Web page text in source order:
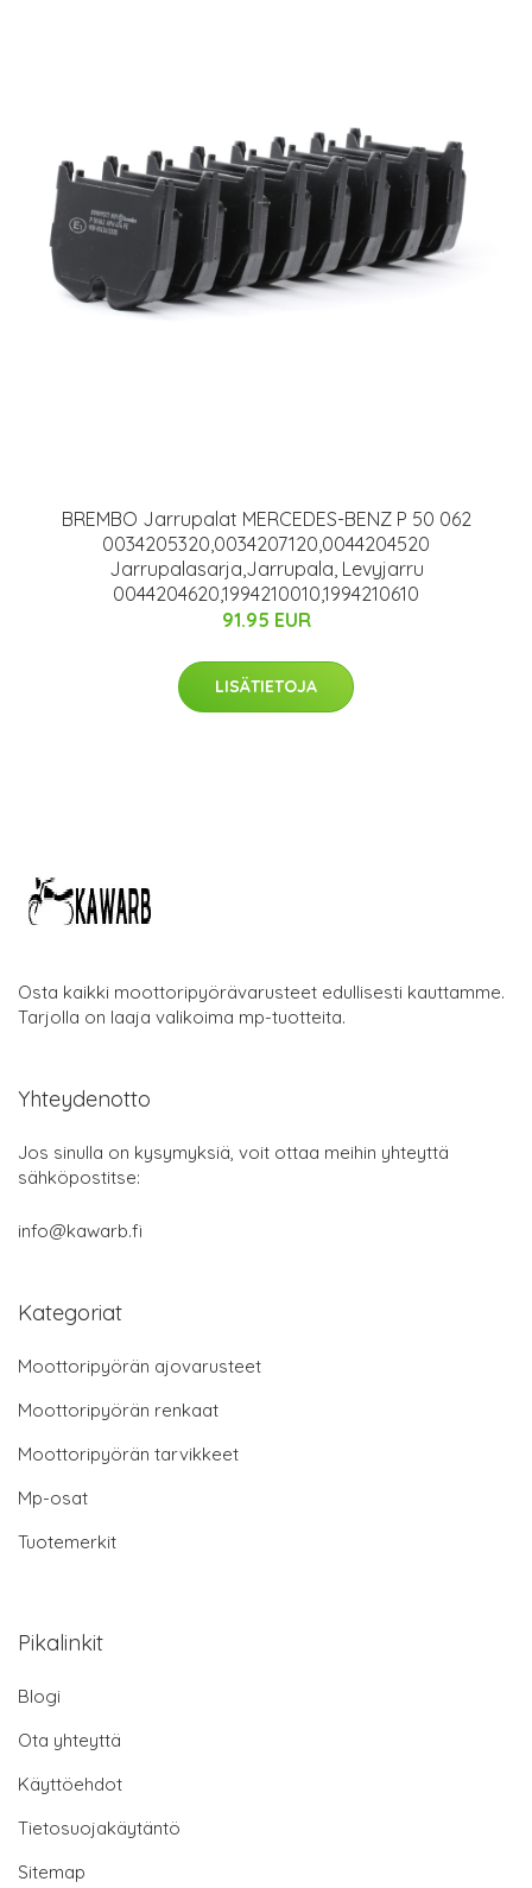
BREMBO Jarrupalat MERCEDES-BENZ P 50 062
0034205320,0034207120,0044204520
Jarrupalasarja,Jarrupala, Levyjarru
0044204620,1994210010,1994210610
91.95 EUR
LISÄTIETOJA
Osta kaikki moottoripyörävarusteet edullisesti kauttamme.
Tarjolla on laaja valikoima mp-tuotteita.
Yhteydenotto
Jos sinulla on kysymyksiä, voit ottaa meihin yhteyttä
sähköpostitse:
info@kawarb.fi
Kategoriat
Moottoripyörän ajovarusteet
Moottoripyörän renkaat
Moottoripyörän tarvikkeet
Mp-osat
Tuotemerkit
Pikalinkit
Blogi
Ota yhteyttä
Käyttöehdot
Tietosuojakäytäntö
Sitemap